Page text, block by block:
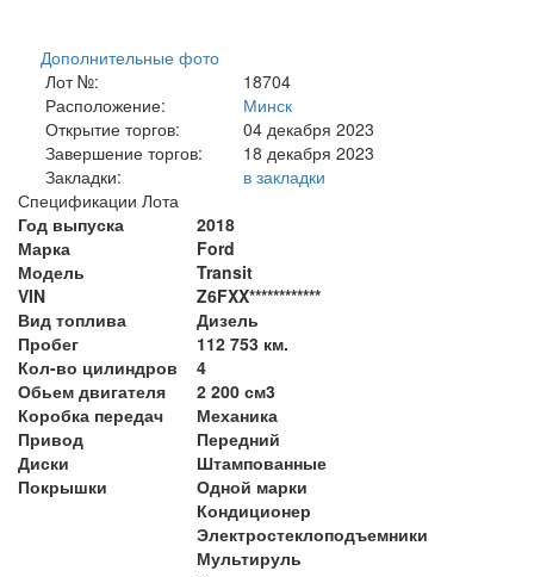
Дополнительные фото
Лот №:
18704
Расположение:
Минск
Открытие торгов:
04 декабря 2023
Завершение торгов:
18 декабря 2023
Закладки:
в закладки
Спецификации Лота
Год выпуска
2018
Марка
Ford
Модель
Transit
VIN
Z6FXX************
Вид топлива
Дизель
Пробег
112 753 км.
Кол-во цилиндров
4
Обьем двигателя
2 200 см3
Коробка передач
Механика
Привод
Передний
Диски
Штампованные
Покрышки
Одной марки
Кондиционер
Электростеклоподъемники
Мультируль